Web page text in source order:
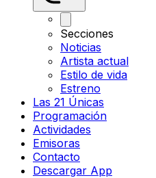
Secciones
Noticias
Artista actual
Estilo de vida
Estreno
Las 21 Únicas
Programación
Actividades
Emisoras
Contacto
Descargar App